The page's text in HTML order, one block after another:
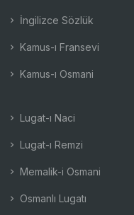
İngilizce Sözlük
Kamus-ı Fransevi
Kamus-ı Osmani
Lugat-ı Naci
Lugat-ı Remzi
Memalik-i Osmani
Osmanlı Lugatı